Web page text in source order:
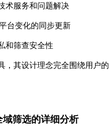
术服务和问题解决
台变化的同步更新
和筛查安全性
，其设计理念完全围绕用户
筛选的详细分析